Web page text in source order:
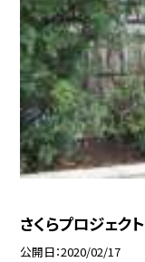
さくらプロジェクト
公開日 2020/02/17